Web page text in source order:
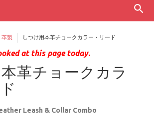
製 しつけ用本革チョークカラー・リード
at this page today.
革チョークカラ
Leash & Collar Combo